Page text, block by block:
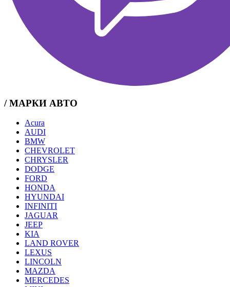
/ МАРКИ АВТО
Acura
AUDI
BMW
CHEVROLET
CHRYSLER
DODGE
FORD
HONDA
HYUNDAI
INFINITI
JAGUAR
JEEP
KIA
LAND ROVER
LEXUS
LINCOLN
MAZDA
MERCEDES